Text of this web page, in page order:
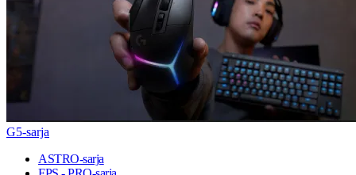
G5-sarja
ASTRO-sarja